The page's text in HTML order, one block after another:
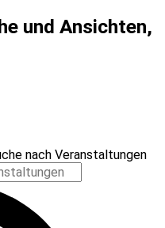
und Ansichten,
nach Veranstaltungen